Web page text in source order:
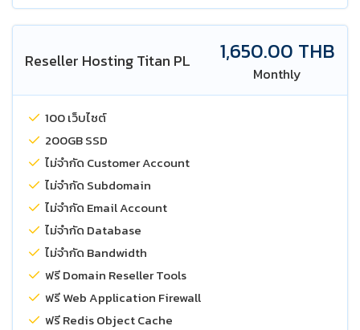
Reseller Hosting Titan PL 1,650.00 THB
Monthly
100 เว็บไซต์
200GB SSD
ไม่จำกัด Customer Account
ไม่จำกัด Subdomain
ไม่จำกัด Email Account
ไม่จำกัด Database
ไม่จำกัด Bandwidth
ฟรี Domain Reseller Tools
ฟรี Web Application Firewall
ฟรี Redis Object Cache